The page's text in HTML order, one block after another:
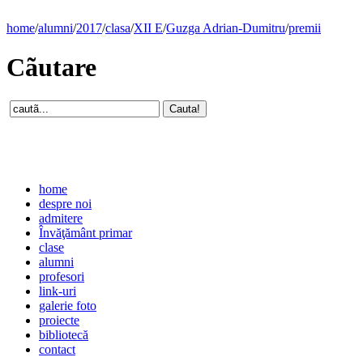
home/alumni/2017/clasa/XII E/Guzga Adrian-Dumitru/premii
Cãutare
home
despre noi
admitere
Învăţământ primar
clase
alumni
profesori
link-uri
galerie foto
proiecte
bibliotecă
contact